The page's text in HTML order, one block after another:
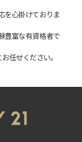
を心掛けておりま
豊富な有資格者で
任せください。